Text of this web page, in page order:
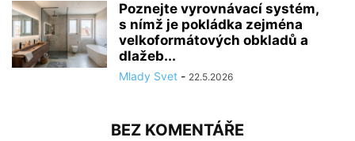
Poznejte vyrovnávací systém,
s nímž je pokládka zejména
velkoformátových obkladů a
dlažeb...
Mlady Svet - 22.5.2026
BEZ KOMENTÁŘE